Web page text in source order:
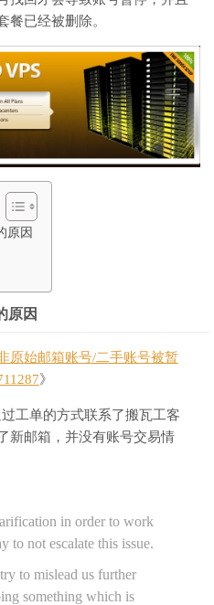
餐已经被删除。
原因
原因
原始邮箱账号/二手账号被暂
》
工单的方式联系了搬瓦工客
新邮箱，并没有账号交易情
in order to work
to not escalate this issue.
to mislead us further
something which is